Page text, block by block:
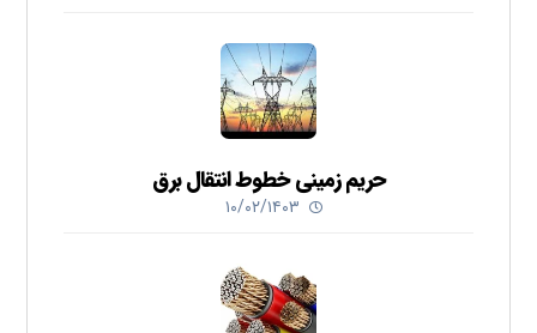
حریم زمینی خطوط انتقال برق
۱۰/۰۲/۱۴۰۳